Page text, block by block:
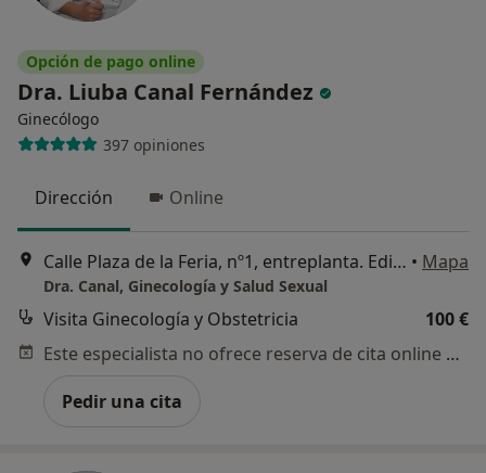
Opción de pago online
Dra. Liuba Canal Fernández
Ginecólogo
397 opiniones
Dirección Online
Calle Plaza de la Feria, nº1, entreplanta. Edificio Marina I. Zona Fuente Luminosa., Las Palmas de Gran Canaria • Mapa
Dra. Canal, Ginecología y Salud Sexual
Visita Ginecología y Obstetricia
100 €
Este especialista no ofrece reserva de cita online en esta dirección.
Pedir una cita